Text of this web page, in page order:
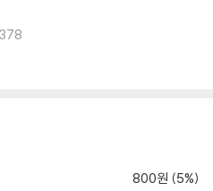
378
800원 (5%)